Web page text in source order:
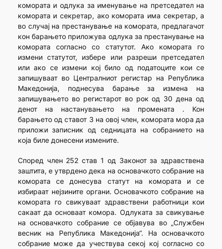
комората и одлука за именување на претседател на
комората и секретар, ако комората има секретар, а
во случај на престанување на комората, предлагачот
кон барањето приложува одлука за престанување на
комората согласно со статутот. Ако комората го
измени статутот, избере или разреши претседател
или ако се измени кој било од податоците кои се
запишуваат во Централниот регистар на Република
Македонија, поднесува барање за измена на
запишувањето во регистарот во рок од 30 дена од
денот на настанувањето на промената . Кон
барањето од ставот 3 на овој член, комората мора да
приложи записник од седницата на собранието на
која биле донесени измените.
Според член 252 став 1 од Законот за здравствена
заштита, е утврдено дека на основачкото собрание на
комората се донесува статут на комората и се
избираат нејзините органи. Основачкото собрание на
комората го свикуваат здравствени работници кои
сакаат да основаат комора. Одлуката за свикување
на основачкото собрание се објавува во „Службен
весник на Република Македонија“. На основачкото
собрание може да учествува секој кој согласно со